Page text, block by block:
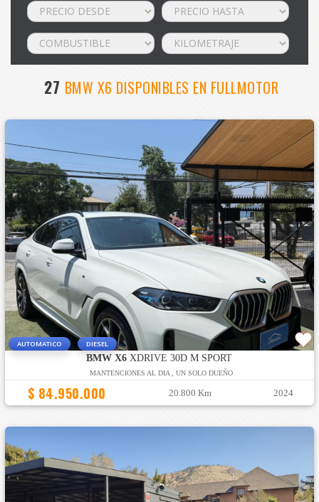
27 BMW X6 DISPONIBLES EN FULLMOTOR
AUTOMATICO DIESEL
BMW X6 XDRIVE 30D M SPORT
MANTENCIONES AL DIA , UN SOLO DUEÑO
$ 84.950.000 20.800 Km 2024